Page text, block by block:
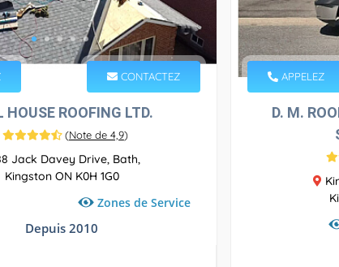
CONTACTEZ
HOUSE ROOFING LTD.
(Note de 4,9)
Jack Davey Drive, Bath,
Kingston ON K0H 1G0
Zones de Service
Depuis 2010
APPELEZ
D. M.